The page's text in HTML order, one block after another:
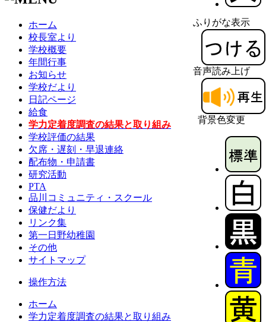
ふりがな表示
音声読み上げ
背景色変更
ホーム
校長室より
学校概要
年間行事
お知らせ
学校だより
日記ページ
給食
学力定着度調査の結果と取り組み
学校評価の結果
欠席・遅刻・早退連絡
配布物・申請書
研究活動
PTA
品川コミュニティ・スクール
保健だより
リンク集
第一日野幼稚園
その他
サイトマップ
操作方法
ホーム
学力定着度調査の結果と取り組み